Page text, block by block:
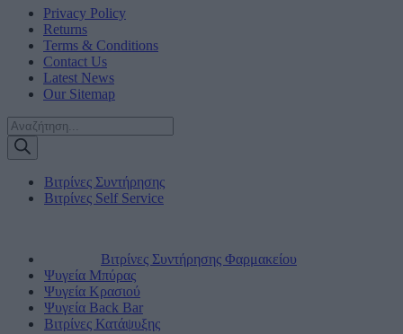
Privacy Policy
Returns
Terms & Conditions
Contact Us
Latest News
Our Sitemap
Products
search
Βιτρίνες Συντήρησης
Βιτρίνες Self Service
Βιτρίνες Συντήρησης Φαρμακείου
Ψυγεία Μπύρας
Ψυγεία Κρασιού
Ψυγεία Back Bar
Βιτρίνες Κατάψυξης